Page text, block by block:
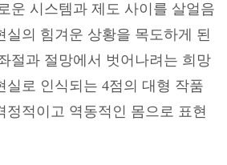
운 시스템과 제도 사이를 살얼음
실의 힘겨운 상황을 목도하게 된
절과 절망에서 벗어나려는 희망
실로 인식되는 4점의 대형 작품
정적이고 역동적인 몸으로 표현